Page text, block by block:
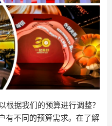
根据我们的预算进行调整？
有不同的预算需求。在了解